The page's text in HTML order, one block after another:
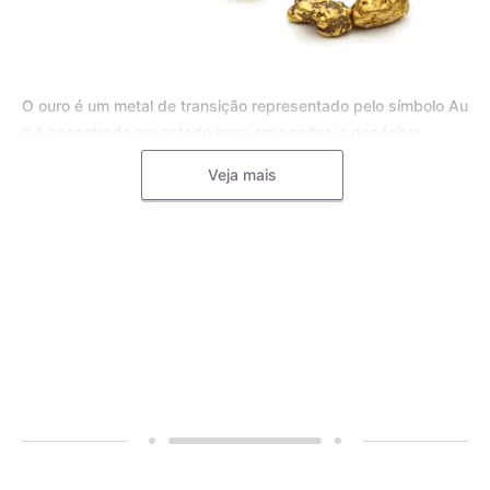
Veja mais
O ouro é um metal de transição representado pelo símbolo Au
aluviais, bem como em pequenas inclusões em rochas
metamórficas e minerais, como o quartzo. Para joias, o ouro
exemplo, uma aliança de ouro 18k ou 750 é feita com 75% de